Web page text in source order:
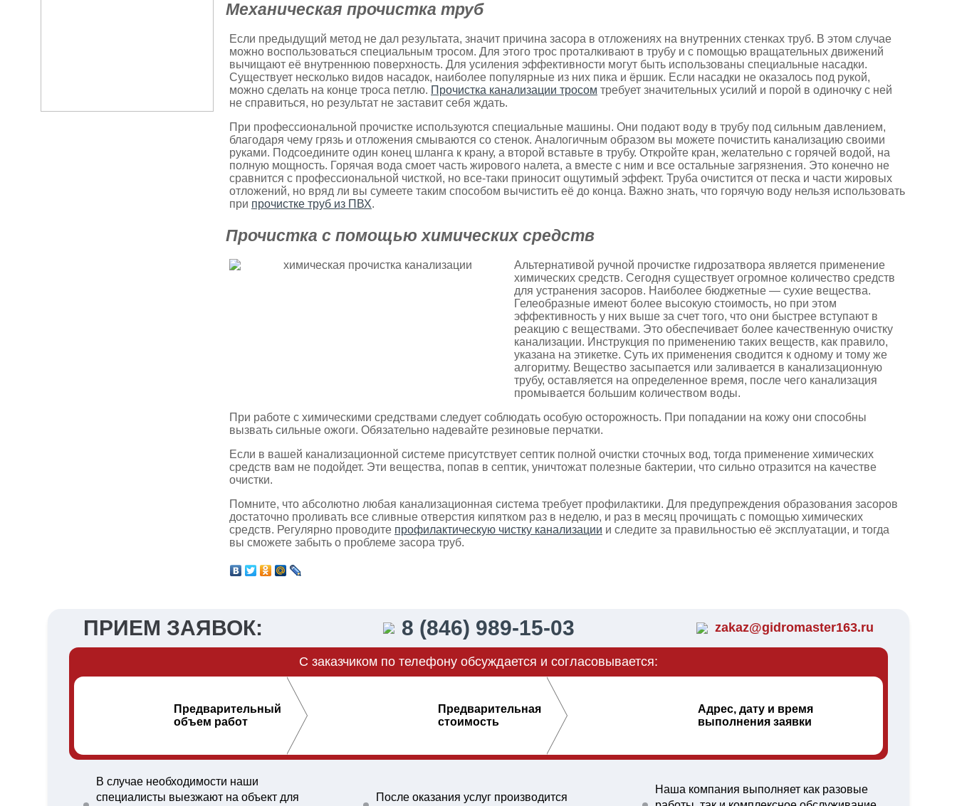
Механическая прочистка труб
Если предыдущий метод не дал результата, значит причина засора в отложениях на внутренних стенках труб. В этом случае
можно воспользоваться специальным тросом. Для этого трос проталкивают в трубу и с помощью вращательных движений
вычищают её внутреннюю поверхность. Для усиления эффективности могут быть использованы специальные насадки.
Существует несколько видов насадок, наиболее популярные из них пика и ёршик. Если насадки не оказалось под рукой,
можно сделать на конце троса петлю. Прочистка канализации тросом требует значительных усилий и порой в одиночку с ней
не справиться, но результат не заставит себя ждать.
При профессиональной прочистке используются специальные машины. Они подают воду в трубу под сильным давлением,
благодаря чему грязь и отложения смываются со стенок. Аналогичным образом вы можете почистить канализацию своими
руками. Подсоедините один конец шланга к крану, а второй вставьте в трубу. Откройте кран, желательно с горячей водой, на
полную мощность. Горячая вода смоет часть жирового налета, а вместе с ним и все остальные загрязнения. Это конечно не
сравнится с профессиональной чисткой, но все-таки приносит ощутимый эффект. Труба очистится от песка и части жировых
отложений, но вряд ли вы сумеете таким способом вычистить её до конца. Важно знать, что горячую воду нельзя использовать
при прочистке труб из ПВХ.
Прочистка с помощью химических средств
Альтернативой ручной прочистке гидрозатвора является применение
химических средств. Сегодня существует огромное количество средств
для устранения засоров. Наиболее бюджетные — сухие вещества.
Гелеобразные имеют более высокую стоимость, но при этом
эффективность у них выше за счет того, что они быстрее вступают в
реакцию с веществами. Это обеспечивает более качественную очистку
канализации. Инструкция по применению таких веществ, как правило,
указана на этикетке. Суть их применения сводится к одному и тому же
алгоритму. Вещество засыпается или заливается в канализационную
трубу, оставляется на определенное время, после чего канализация
промывается большим количеством воды.
При работе с химическими средствами следует соблюдать особую осторожность. При попадании на кожу они способны
вызвать сильные ожоги. Обязательно надевайте резиновые перчатки.
Если в вашей канализационной системе присутствует септик полной очистки сточных вод, тогда применение химических
средств вам не подойдет. Эти вещества, попав в септик, уничтожат полезные бактерии, что сильно отразится на качестве
очистки.
Помните, что абсолютно любая канализационная система требует профилактики. Для предупреждения образования засоров
достаточно проливать все сливные отверстия кипятком раз в неделю, и раз в месяц прочищать с помощью химических
средств. Регулярно проводите профилактическую чистку канализации и следите за правильностью её эксплуатации, и тогда
вы сможете забыть о проблеме засора труб.
ПРИЕМ ЗАЯВОК: 8 (846) 989-15-03 zakaz@gidromaster163.ru
С заказчиком по телефону обсуждается и согласовывается:
Предварительный
объем работ
Предварительная
стоимость
Адрес, дату и время
выполнения заявки
В случае необходимости наши
специалисты выезжают на объект для
После оказания услуг производится
Наша компания выполняет как разовые